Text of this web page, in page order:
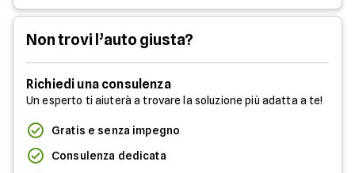
Non trovi l’auto giusta?
Richiedi una consulenza
Un esperto ti aiuterà a trovare la soluzione più adatta a te!
Gratis e senza impegno
Consulenza dedicata